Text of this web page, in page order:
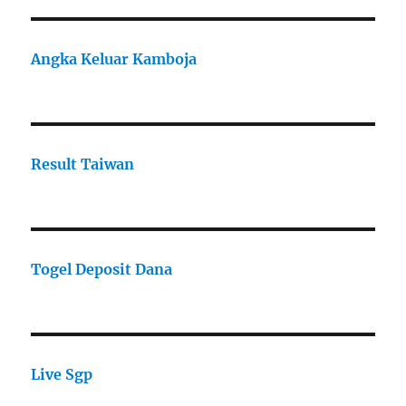
Angka Keluar Kamboja
Result Taiwan
Togel Deposit Dana
Live Sgp